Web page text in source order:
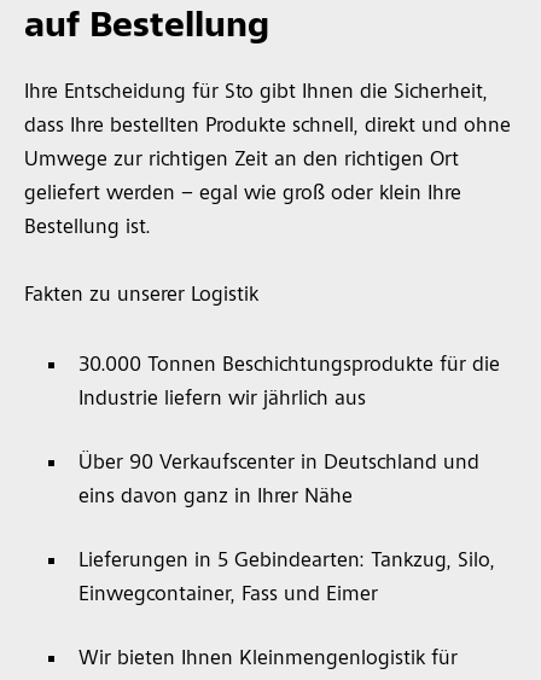
auf Bestellung
Ihre Entscheidung für Sto gibt Ihnen die Sicherheit,
dass Ihre bestellten Produkte schnell, direkt und ohne
Umwege zur richtigen Zeit an den richtigen Ort
geliefert werden – egal wie groß oder klein Ihre
Bestellung ist.
Fakten zu unserer Logistik
30.000 Tonnen Beschichtungsprodukte für die
Industrie liefern wir jährlich aus
Über 90 Verkaufscenter in Deutschland und
eins davon ganz in Ihrer Nähe
Lieferungen in 5 Gebindearten: Tankzug, Silo,
Einwegcontainer, Fass und Eimer
Wir bieten Ihnen Kleinmengenlogistik für